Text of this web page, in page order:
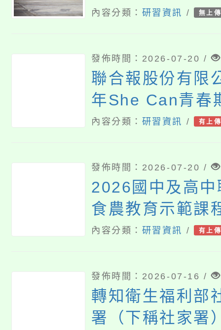
合舉辦
內容分類： 研習資訊 / 無上
發佈時間：2026-07-20 /
聯合報股份有限
年She Can青春
校園公益專案」
內容分類： 研習資訊 / 有上
發佈時間：2026-07-20 /
2026國中及高
食農教育示範課
內容分類： 研習資訊 / 有上
發佈時間：2026-07-16 /
轉知衛生福利部
署（下稱社家署